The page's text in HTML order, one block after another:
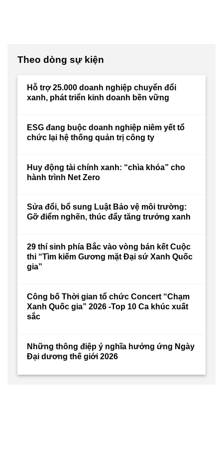
Theo dòng sự kiện
Hỗ trợ 25.000 doanh nghiệp chuyển đổi
xanh, phát triển kinh doanh bền vững
ESG đang buộc doanh nghiệp niêm yết tổ
chức lại hệ thống quản trị công ty
Huy động tài chính xanh: “chìa khóa” cho
hành trình Net Zero
Sửa đổi, bổ sung Luật Bảo vệ môi trường:
Gỡ điểm nghẽn, thúc đẩy tăng trưởng xanh
29 thí sinh phía Bắc vào vòng bán kết Cuộc
thi “Tìm kiếm Gương mặt Đại sứ Xanh Quốc
gia”
Công bố Thời gian tổ chức Concert “Chạm
Xanh Quốc gia” 2026 -Top 10 Ca khúc xuất
sắc
Những thông điệp ý nghĩa hưởng ứng Ngày
Đại dương thế giới 2026